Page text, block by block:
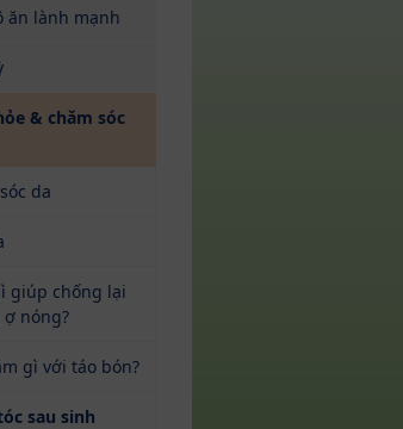
ăn lành mạnh
& chăm sóc
da
giúp chống lại
nóng?
gì với táo bón?
sau sinh